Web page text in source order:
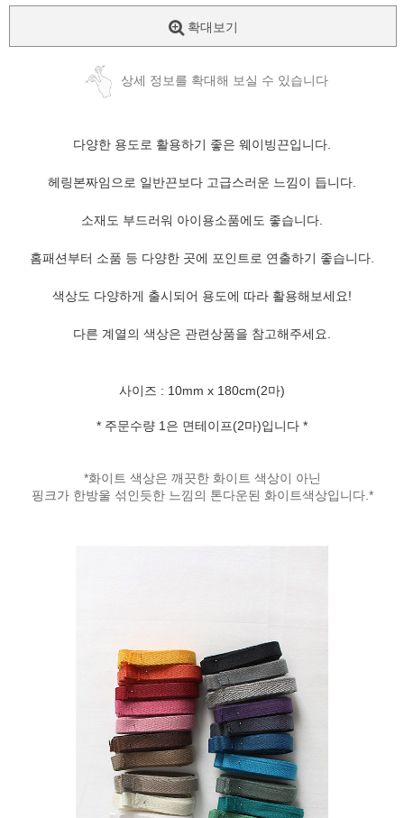
확대보기
상세 정보를 확대해 보실 수 있습니다
다양한 용도로 활용하기 좋은 웨이빙끈입니다.
헤링본짜임으로 일반끈보다 고급스러운 느낌이 듭니다.
소재도 부드러워 아이용소품에도 좋습니다.
홈패션부터 소품 등 다양한 곳에 포인트로 연출하기 좋습니다.
색상도 다양하게 출시되어 용도에 따라 활용해보세요!
다른 계열의 색상은 관련상품을 참고해주세요.
사이즈 : 10mm x 180cm(2마)
* 주문수량 1은 면테이프(2마)입니다 *
*화이트 색상은 깨끗한 화이트 색상이 아닌
핑크가 한방울 섞인듯한 느낌의 톤다운된 화이트색상입니다.*